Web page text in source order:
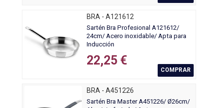
BRA - A121612
Sartén Bra Profesional A121612/
24cm/ Acero inoxidable/ Apta para
Inducción
22,25 €
COMPRAR
BRA - A451226
Sartén Bra Master A451226/ Ø26cm/